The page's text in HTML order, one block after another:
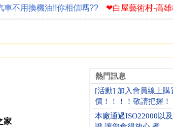
❤白屋藝術村-高
車不用換機油!!你相信嗎??
驚!老爸
∮旅遊住宿,創作你的生命故事∮
應
家
熱門訊息
[活動] 加入會員線上購
價！！！！敬請把握！
本廠通過ISO22000以